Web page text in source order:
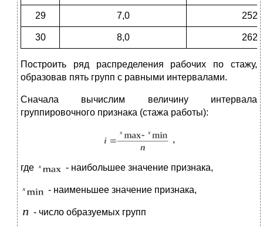
29 7,0 252
30 8,0 262
Построить ряд распределения рабочих по стажу,
образовав пять групп с равными интервалами.
Сначала вычислим величину интервала
группировочного признака (стажа работы):
,
где - наибольшее значение признака,
- наименьшее значение признака,
- число образуемых групп